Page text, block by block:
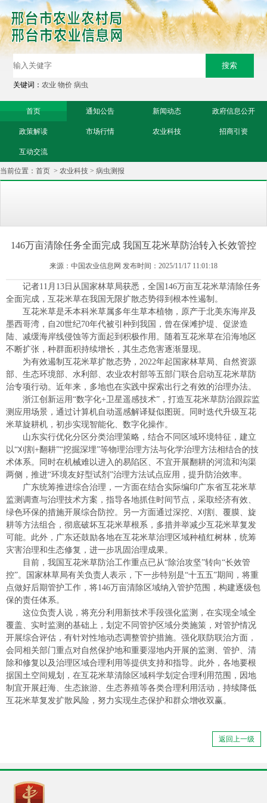
关键词：农业 物价 病虫
首页 通知公告 新闻动态 政府信息公开
政策解读 市场行情 农业科技 招商引资
互动交流
当前位置： 首页 > 农业科技 > 病虫测报
146万亩清除任务全面完成 我国互花米草防治转入长效管控
来源：中国农业信息网 发布时间：2025/11/17 11:01:18
记者11月13日从国家林草局获悉，全国146万亩互花米草清除任务
全面完成，互花米草在我国无限扩散态势得到根本性遏制。
互花米草是禾本科米草属多年生草本植物，原产于北美东海岸及
墨西哥湾，自20世纪70年代被引种到我国，曾在保滩护堤、促淤造
陆、减缓海岸线侵蚀等方面起到积极作用。随着互花米草在沿海地区
不断扩张，种群面积持续增长，其生态危害逐渐显现。
为有效遏制互花米草扩散态势，2022年起国家林草局、自然资源
部、生态环境部、水利部、农业农村部等五部门联合启动互花米草防
治专项行动。近年来，多地也在实践中探索出行之有效的治理办法。
浙江创新运用“数字化+卫星遥感技术”，打造互花米草防治跟踪监
测应用场景，通过计算机自动遥感解译疑似图斑。同时迭代升级互花
米草旋耕机，初步实现智能化、数字化操作。
山东实行优化分区分类治理策略，结合不同区域环境特征，建立
以“刈割+翻耕”“挖掘深埋”等物理治理方法与化学治理方法相结合的技
术体系。同时在机械难以进入的易陷区、不宜开展翻耕的河流和沟渠
两侧，推进“环境友好型试剂”治理方法试点应用，提升防治效率。
广东统筹推进综合治理，一方面在结合实际编印广东省互花米草
监测调查与治理技术方案，指导各地抓住时间节点，采取经济有效、
绿色环保的措施开展综合防控。另一方面通过深挖、刈割、覆膜、旋
耕等方法组合，彻底破坏互花米草根系，多措并举减少互花米草复发
可能。此外，广东还鼓励各地在互花米草治理区域种植红树林，统筹
灾害治理和生态修复，进一步巩固治理成果。
目前，我国互花米草防治工作重点已从“除治攻坚”转向“长效管
控”。国家林草局有关负责人表示，下一步特别是“十五五”期间，将重
点做好后期管护工作，将146万亩清除区域纳入管护范围，构建逐级包
保的责任体系。
这位负责人说，将充分利用新技术手段强化监测，在实现全域全
覆盖、实时监测的基础上，划定不同管护区域分类施策，对管护情况
开展综合评估，有针对性地动态调整管护措施。强化联防联治方面，
会同相关部门重点对自然保护地和重要湿地内开展的监测、管护、清
除和修复以及治理区域合理利用等提供支持和指导。此外，各地要根
据国土空间规划，在互花米草清除区域科学划定合理利用范围，因地
制宜开展赶海、生态旅游、生态养殖等各类合理利用活动，持续降低
互花米草复发扩散风险，努力实现生态保护和群众增收双赢。
返回上一级